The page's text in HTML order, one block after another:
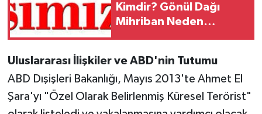
Kimdir? Gönül Dağı
Mihriban Neden
Uluslararası İlişkiler ve ABD'nin Tutumu
ABD Dışişleri Bakanlığı, Mayıs 2013'te Ahmet El
Şara'yı "Özel Olarak Belirlenmiş Küresel Terörist"